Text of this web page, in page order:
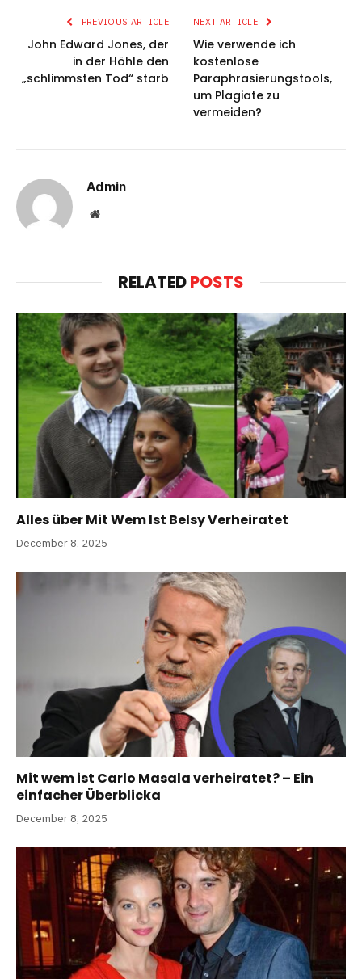
PREVIOUS ARTICLE
John Edward Jones, der
in der Höhle den
„schlimmsten Tod“ starb
NEXT ARTICLE
Wie verwende ich
kostenlose
Paraphrasierungstools,
um Plagiate zu
vermeiden?
Admin
Website
RELATEDPOSTS
Alles über Mit Wem Ist Belsy Verheiratet
December 8, 2025
Mit wem ist Carlo Masala verheiratet? – Ein
einfacher Überblicka
December 8, 2025